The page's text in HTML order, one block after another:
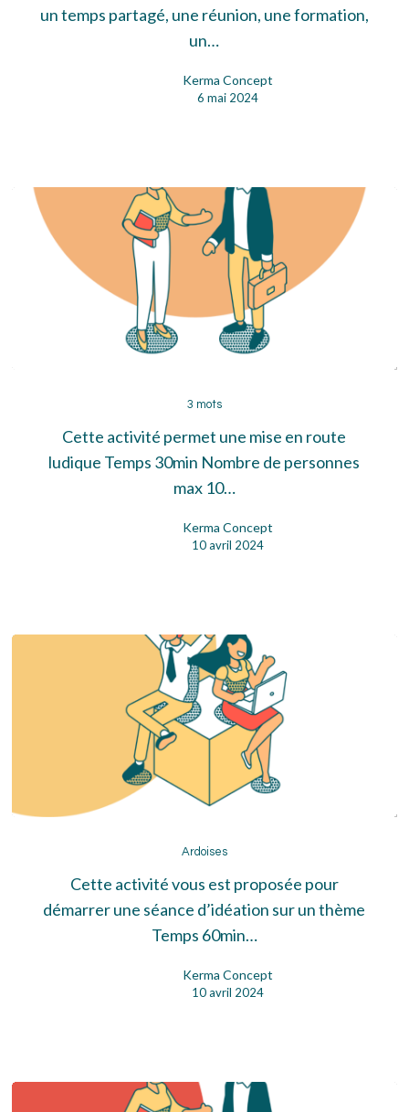
un temps partagé, une réunion, une formation,
un…
Kerma Concept
6 mai 2024
mots
3 mots
Cette activité permet une mise en route
ludique Temps 30min Nombre de personnes
max 10…
Kerma Concept
10 avril 2024
Ardoises
Cette activité vous est proposée pour
démarrer une séance d’idéation sur un thème
Temps 60min…
Kerma Concept
10 avril 2024